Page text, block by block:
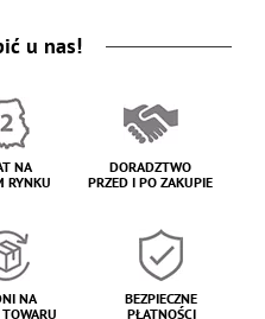
u nas!
NA
RYNKU
DORADZTWO
PRZED I PO ZAKUPIE
NA
BEZPIECZNE
PŁATNOŚCI